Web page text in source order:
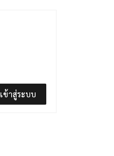
เข้าสู่ระบบ